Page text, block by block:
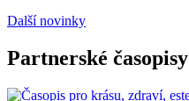
Další novinky
Partnerské časopisy